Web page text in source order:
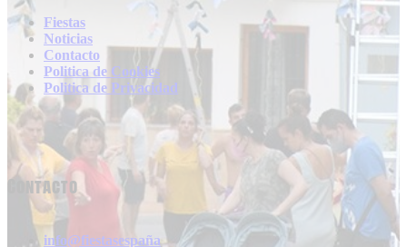
Fiestas
Noticias
Contacto
Politica de Cookies
Politica de Privacidad
Contacto
info@fiestasespaña